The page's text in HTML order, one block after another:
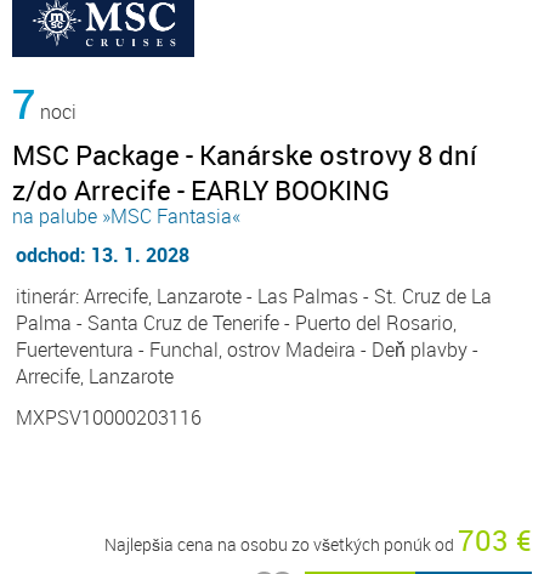
7 noci
MSC Package - Kanárske ostrovy 8 dní
z/do Arrecife - EARLY BOOKING
na palube »MSC Fantasia«
odchod: 13. 1. 2028
itinerár: Arrecife, Lanzarote - Las Palmas - St. Cruz de La
Palma - Santa Cruz de Tenerife - Puerto del Rosario,
Fuerteventura - Funchal, ostrov Madeira - Deň plavby -
Arrecife, Lanzarote
MXPSV10000203116
Najlepšia cena na osobu zo všetkých ponúk od 703 €